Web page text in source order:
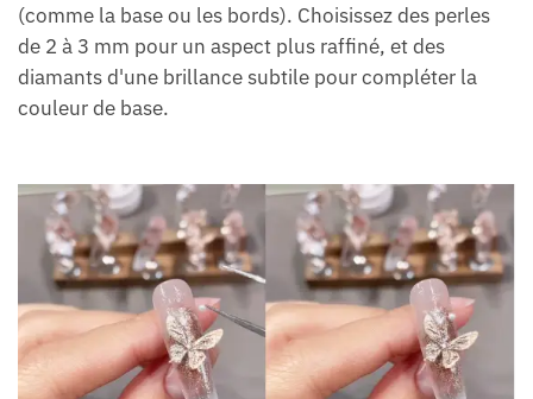
(comme la base ou les bords). Choisissez des perles
de 2 à 3 mm pour un aspect plus raffiné, et des
diamants d'une brillance subtile pour compléter la
couleur de base.